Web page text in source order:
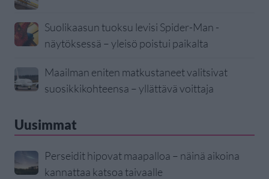
Suolikaasun tuoksu levisi Spider-Man -
näytöksessä – yleisö poistui paikalta
Maailman eniten matkustaneet valitsivat
suosikkikohteensa – yllättävä voittaja
Uusimmat
Perseidit hipovat maapalloa – näinä aikoina
kannattaa katsoa taivaalle